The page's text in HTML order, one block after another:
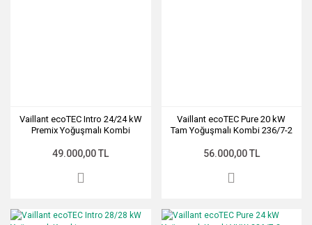
Vaillant ecoTEC Intro 24/24 kW
Premix Yoğuşmalı Kombi
49.000,00 TL
Vaillant ecoTEC Pure 20 kW
Tam Yoğuşmalı Kombi 236/7-2
56.000,00 TL